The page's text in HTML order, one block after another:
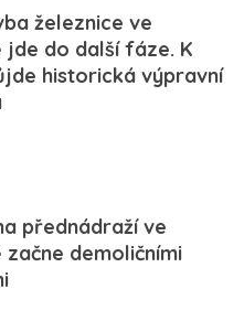
železnice ve
jde do další fáze. K
historická výpravní
přednádraží ve
začne demoličními